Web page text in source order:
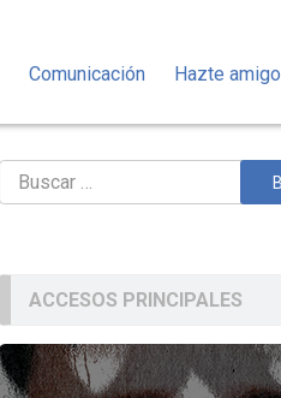
Comunicación Hazte amigo
Buscar:
ACCESOS PRINCIPALES